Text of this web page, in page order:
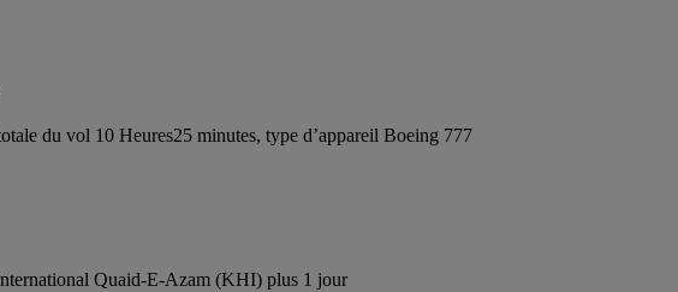
du vol 10 Heures25 minutes, type d’appareil Boeing 777
Quaid-E-Azam (KHI) plus 1 jour